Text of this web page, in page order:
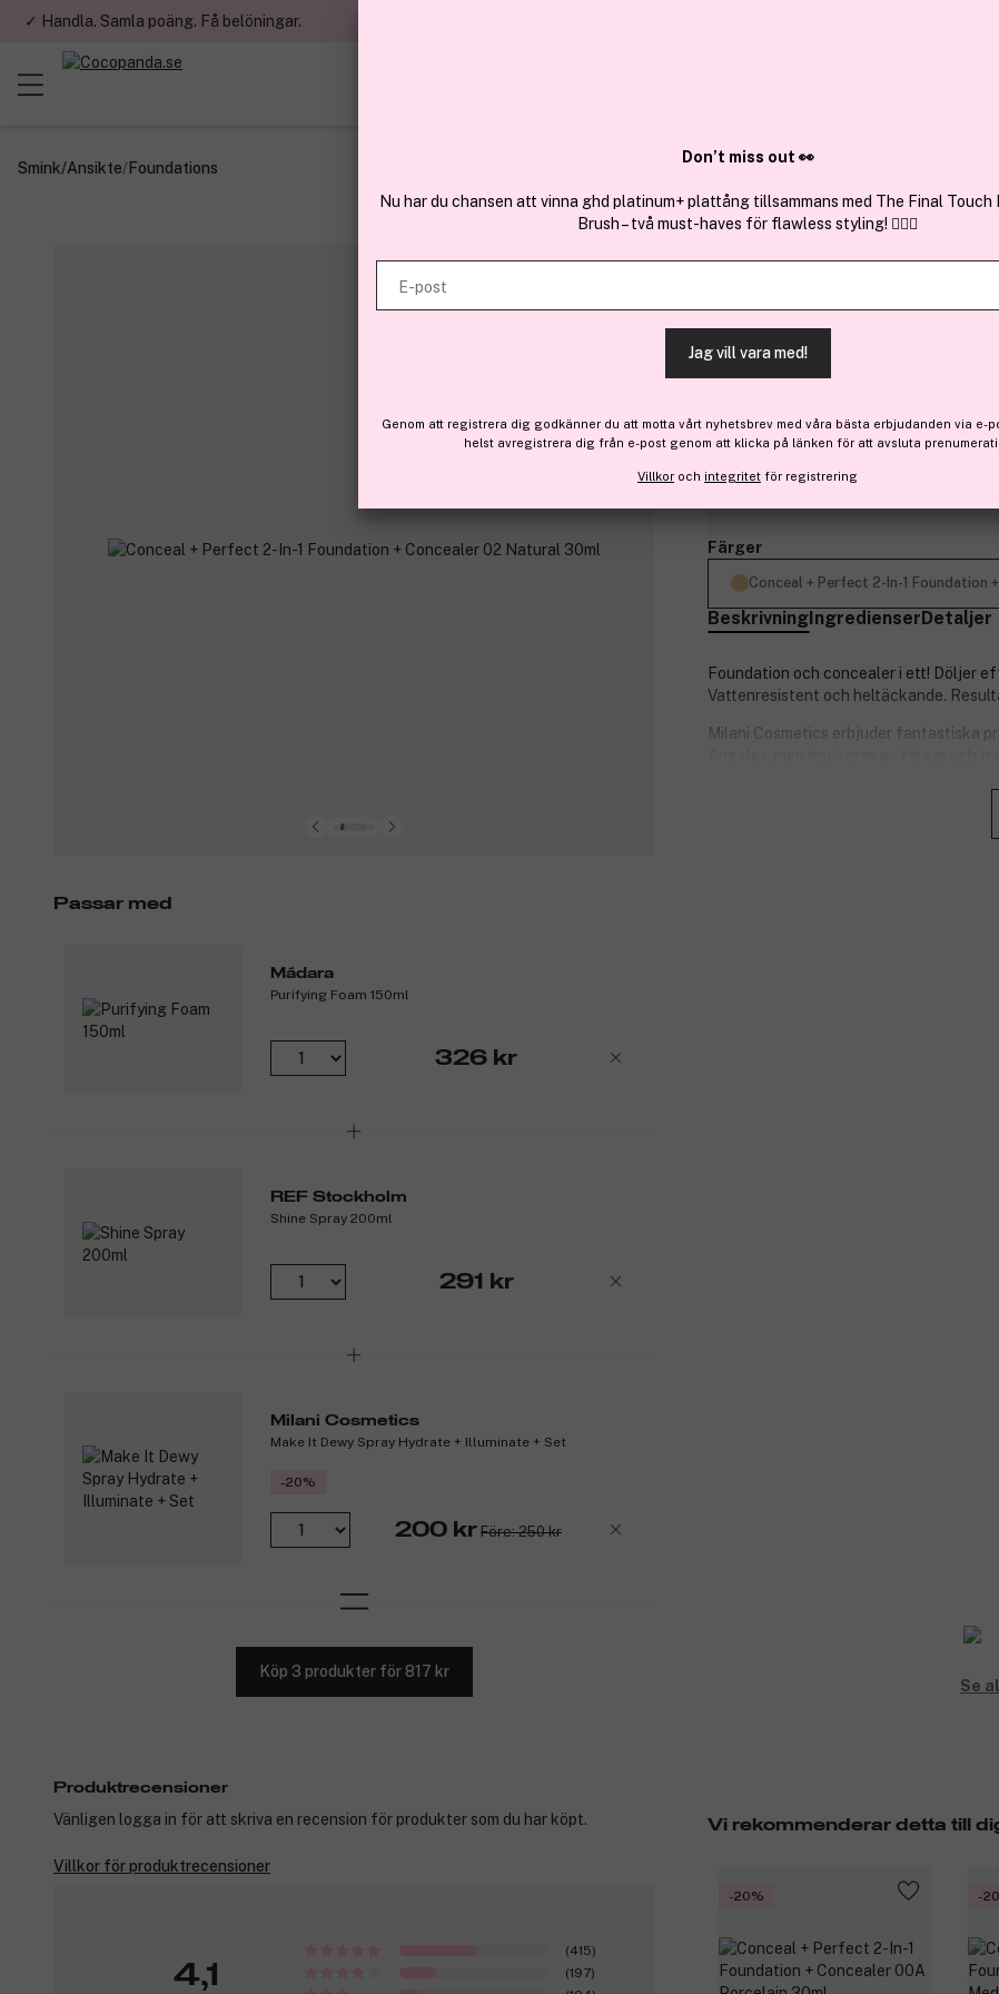
✓ Handla. Samla poäng. Få belöningar.
✓ Över 1,5
Smink/Ansikte/Foundations
Milani
Conceal + Perfect 2-In-1
(793)
-20% Bara 2 på lager
Före: 260 kr
Färger
Conceal + Perfect 2-In-1 Foundation
BeskrivningIngredienserDetaljer
Foundation och concealer i ett! Döljer
Vattenresistent och heltäckande.
Milani Cosmetics erbjuder fantastiska
Passar med
Mádara
Purifying Foam 150ml
326 kr
REF Stockholm
Shine Spray 200ml
291 kr
Milani Cosmetics
Make It Dewy Spray Hydrate + Illuminate + Set
-20%
200 kr Före: 250 kr
Köp 3 produkter för 817 kr
Se
Vi rekommenderar detta till
-20% -
Produktrecensioner
Vänligen logga in för att skriva en recension för produkter som du har köpt.
Villkor för produktrecensioner
4,1
(415)
(197)
Don’t miss out 👀
Nu har du chansen att vinna ghd platinum+ plattång tillsammans med The Final Touch
Brush – två must-haves för flawless styling! 💇‍♀️✨
E-post
Jag vill vara med!
Genom att registrera dig godkänner du att motta vårt nyhetsbrev med våra bästa erbjudanden via e-
helst avregistrera dig från e-post genom att klicka på länken för att avsluta
Villkor och integritet för registrering